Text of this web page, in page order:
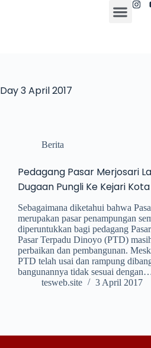
Day3 April 2017
Berita
Pedagang Pasar Merjosari
Dugaan Pungli Ke Kejari
Sebagaimana diketahui bahwa
merupakan pasar penampungan
diperuntukkan bagi pedagang
Pasar Terpadu Dinoyo (PTD)
perbaikan dan pembangunan.
PTD telah usai dan rampung
bangunannya tidak sesuai
tesweb.site
3 April 2017